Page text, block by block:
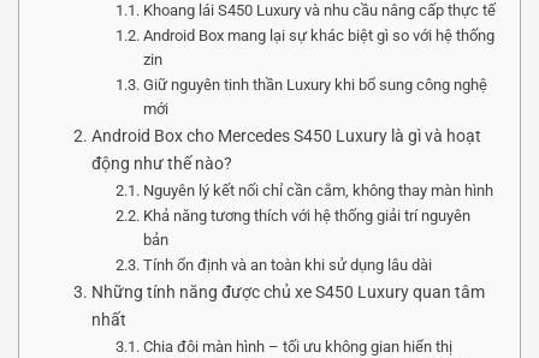
Khoang lái S450 Luxury và nhu cầu nâng cấp thực tế
Android Box mang lại sự khác biệt gì so với hệ thống
zin
Giữ nguyên tinh thần Luxury khi bổ sung công nghệ
mới
Android Box cho Mercedes S450 Luxury là gì và hoạt
động như thế nào?
Nguyên lý kết nối chỉ cần cắm, không thay màn hình
Khả năng tương thích với hệ thống giải trí nguyên
bản
Tính ổn định và an toàn khi sử dụng lâu dài
Những tính năng được chủ xe S450 Luxury quan tâm
nhất
Chia đôi màn hình – tối ưu không gian hiển thị